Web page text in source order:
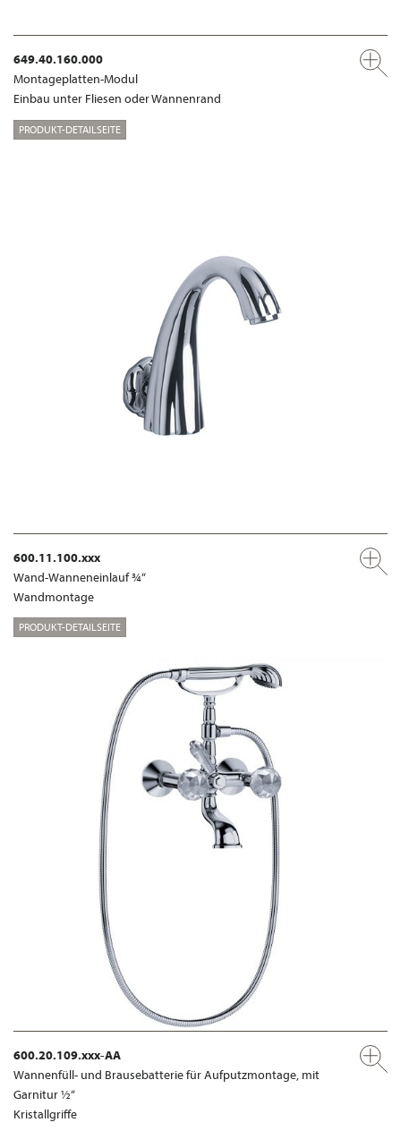
649.40.160.000
Montageplatten-Modul
Einbau unter Fliesen oder Wannenrand
PRODUKT-DETAILSEITE
600.11.100.xxx
Wand-Wanneneinlauf ¾“
Wandmontage
PRODUKT-DETAILSEITE
600.20.109.xxx-AA
Wannenfüll- und Brausebatterie für Aufputzmontage, mit
Garnitur ½“
Kristallgriffe